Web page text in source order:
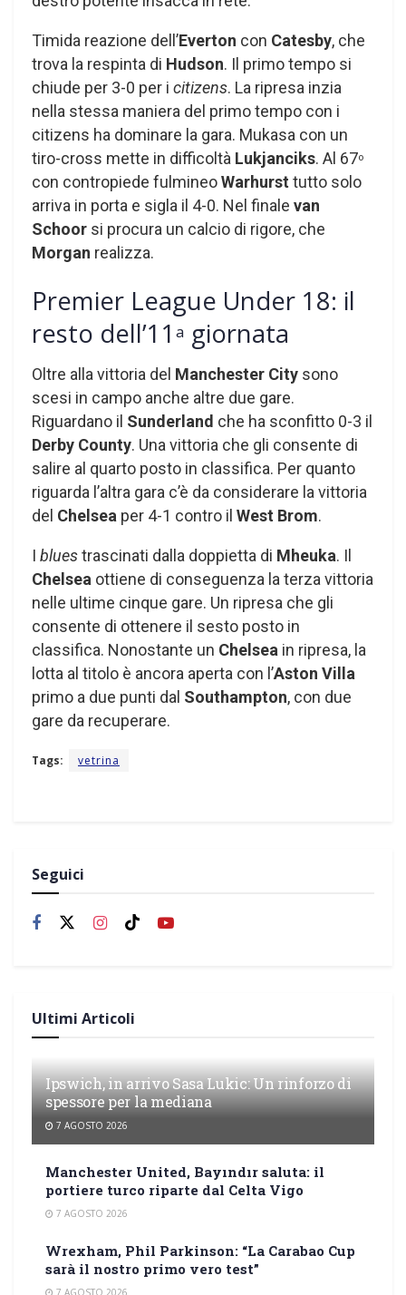
Timida reazione dell’Everton con Catesby, che
trova la respinta di Hudson. Il primo tempo si
chiude per 3-0 per i citizens. La ripresa inzia
nella stessa maniera del primo tempo con i
citizens ha dominare la gara. Mukasa con un
tiro-cross mette in difficoltà Lukjanciks. Al 67o
con contropiede fulmineoWarhurst tutto solo
arriva in porta e sigla il 4-0. Nel finale van
Schoor si procura un calcio di rigore, che
Morgan realizza.
Premier League Under 18: il
resto dell’11 a giornata
Oltre alla vittoria del Manchester City sono
scesi in campo anche altre due gare.
Riguardano il Sunderland che ha sconfitto 0-3 il
Derby County. Una vittoria che gli consente di
salire al quarto posto in classifica. Per quanto
riguarda l’altra gara c’è da considerare la vittoria
del Chelsea per 4-1 contro il West Brom.
I bluestrascinati dalla doppietta di Mheuka. Il
Chelsea ottiene di conseguenza la terza vittoria
nelle ultime cinque gare. Un ripresa che gli
consente di ottenere il sesto posto in
classifica. Nonostante un Chelsea in ripresa, la
lotta al titolo è ancora aperta con l’Aston Villa
primo a due punti dal Southampton, con due
gare da recuperare.
Tags: vetrina
Seguici
Ultimi Articoli
Ipswich, in arrivo Sasa Lukic: Un rinforzo di
spessore per la mediana
7 AGOSTO 2026
Manchester United, Bayındır saluta: il
portiere turco riparte dal Celta Vigo
7 AGOSTO 2026
Wrexham, Phil Parkinson: “La Carabao Cup
sarà il nostro primo vero test”
7 AGOSTO 2026